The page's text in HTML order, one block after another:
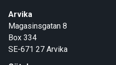
Arvika
Magasinsgatan 8
Box 334
SE-671 27 Arvika